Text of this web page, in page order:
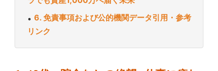
6. 免責事項および公的機関データ引用・参考
リンク